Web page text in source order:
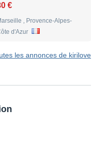
€
, Provence-Alpes-
d'Azur
les annonces de kirilove